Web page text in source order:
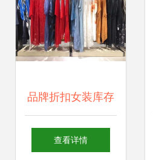
品牌折扣女装库存
尾货走份批发解析
查看详情